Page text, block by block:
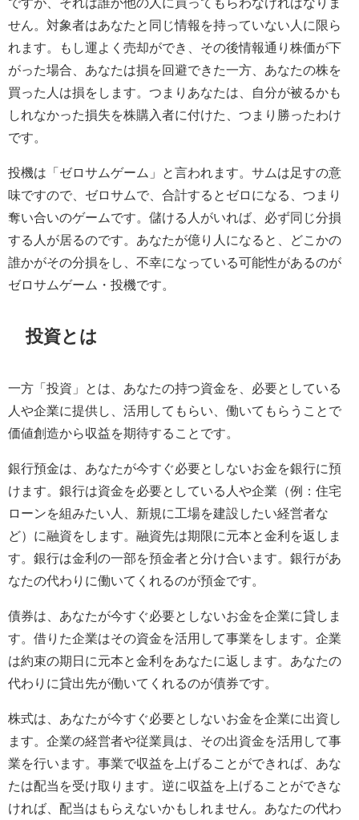
ですが、それは誰か他の人に買ってもらわなければなりま
せん。対象者はあなたと同じ情報を持っていない人に限ら
れます。もし運よく売却ができ、その後情報通り株価が下
がった場合、あなたは損を回避できた一方、あなたの株を
買った人は損をします。つまりあなたは、自分が被るかも
しれなかった損失を株購入者に付けた、つまり勝ったわけ
です。
投機は「ゼロサムゲーム」と言われます。サムは足すの意
味ですので、ゼロサムで、合計するとゼロになる、つまり
奪い合いのゲームです。儲ける人がいれば、必ず同じ分損
する人が居るのです。あなたが億り人になると、どこかの
誰かがその分損をし、不幸になっている可能性があるのが
ゼロサムゲーム・投機です。
投資とは
一方「投資」とは、あなたの持つ資金を、必要としている
人や企業に提供し、活用してもらい、働いてもらうことで
価値創造から収益を期待することです。
銀行預金は、あなたが今すぐ必要としないお金を銀行に預
けます。銀行は資金を必要としている人や企業（例：住宅
ローンを組みたい人、新規に工場を建設したい経営者な
ど）に融資をします。融資先は期限に元本と金利を返しま
す。銀行は金利の一部を預金者と分け合います。銀行があ
なたの代わりに働いてくれるのが預金です。
債券は、あなたが今すぐ必要としないお金を企業に貸しま
す。借りた企業はその資金を活用して事業をします。企業
は約束の期日に元本と金利をあなたに返します。あなたの
代わりに貸出先が働いてくれるのが債券です。
株式は、あなたが今すぐ必要としないお金を企業に出資し
ます。企業の経営者や従業員は、その出資金を活用して事
業を行います。事業で収益を上げることができれば、あな
たは配当を受け取ります。逆に収益を上げることができな
ければ、配当はもらえないかもしれません。あなたの代わ